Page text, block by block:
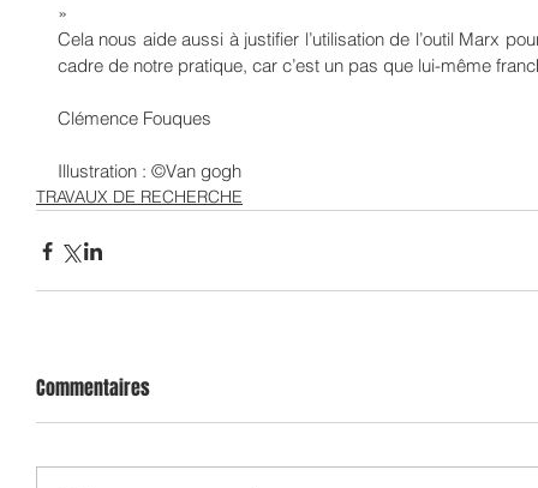
»
Cela nous aide aussi à justifier l’utilisation de l’outil Marx
cadre de notre pratique, car c’est un pas que lui-même
Clémence Fouques
Illustration : ©Van gogh
TRAVAUX DE RECHERCHE
Commentaires